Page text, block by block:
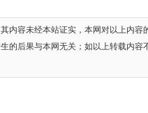
内容未经本站证实，本网对以上内
的后果与本网无关；如以上转载内容